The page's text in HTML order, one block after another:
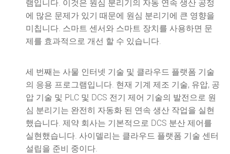
램입니다. 이것은 원심 분리기의 자동 연속 생산 공정
에 많은 문제가 있기 때문에 원심 분리기에 큰 영향을
미칩니다. 스마트 센서와 스마트 장치를 사용하면 문
제를 효과적으로 개선 할 수 있습니다.
세 번째는 사물 인터넷 기술 및 클라우드 플랫폼 기술
의 응용 프로그램입니다. 현재 기계 제조 기술, 유압, 공
압 기술 및 PLC 및 DCS 전기 제어 기술의 발전으로 원
심 분리기는 완전히 자동화 된 연속 생산 작업을 실현
했습니다. 제약 회사는 기본적으로 DCS 분산 제어를
실현했습니다. 사이델리는 클라우드 플랫폼 기술 센터
설립을 준비 중이다.